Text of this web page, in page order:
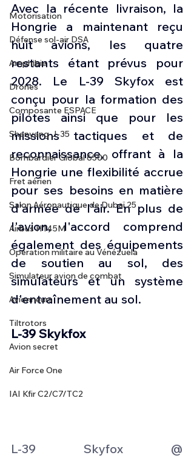
Motorisation
Défense sol-air DSA
Amphibie
Drones
Composante ESPACE
Shenyang J-35
Bombardier Global 6500
Fret aérien
Salon Aéronautique de Dubaï 25
Airbus H145M
Opération militaire au Vénézuela
Simulateur avion de combat
Avionneurs
Tiltrotors
Avion secret
Air Force One
IAI Kfir C2/C7/TC2
Avec la récente livraison, la
Hongrie a maintenant reçu
huit avions, les quatre
restants étant prévus pour
2028. Le L-39 Skyfox est
conçu pour la formation des
pilotes ainsi que pour les
missions tactiques et de
reconnaissance, offrant à la
Hongrie une flexibilité accrue
pour ses besoins en matière
d'armée de l'air. En plus de
l'avion, l'accord comprend
également des équipements
de soutien au sol, des
simulateurs et un système
d'entraînement au sol.
L-39 Skykfox
L-39 Skyfox @